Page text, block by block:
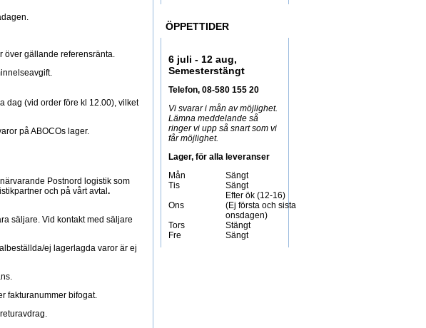
ÖPPETTIDER
6 juli - 12 aug,
Semesterstängt
Telefon, 08-580 155 20
Vi svarar i mån av möjlighet.
Lämna meddelande så
ringer vi upp så snart som vi
får möjlighet.
Lager, för alla leveranser
Mån
Sängt
Tis
Sängt
Ons
Efter ök (12-16)
(Ej första och sista
onsdagen)
Tors
Stängt
Fre
Sängt
över gällande referensränta.
dag (vid order före kl 12.00), vilket
på ABOCOs lager.
Postnord logistik som
och på vårt avtal .
säljare. Vid kontakt med säljare
ej lagerlagda varor är ej
fakturanummer bifogat.